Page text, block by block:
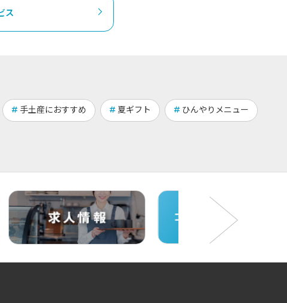
ス
手土産におすすめ 夏ギフト ひんやりメニュー